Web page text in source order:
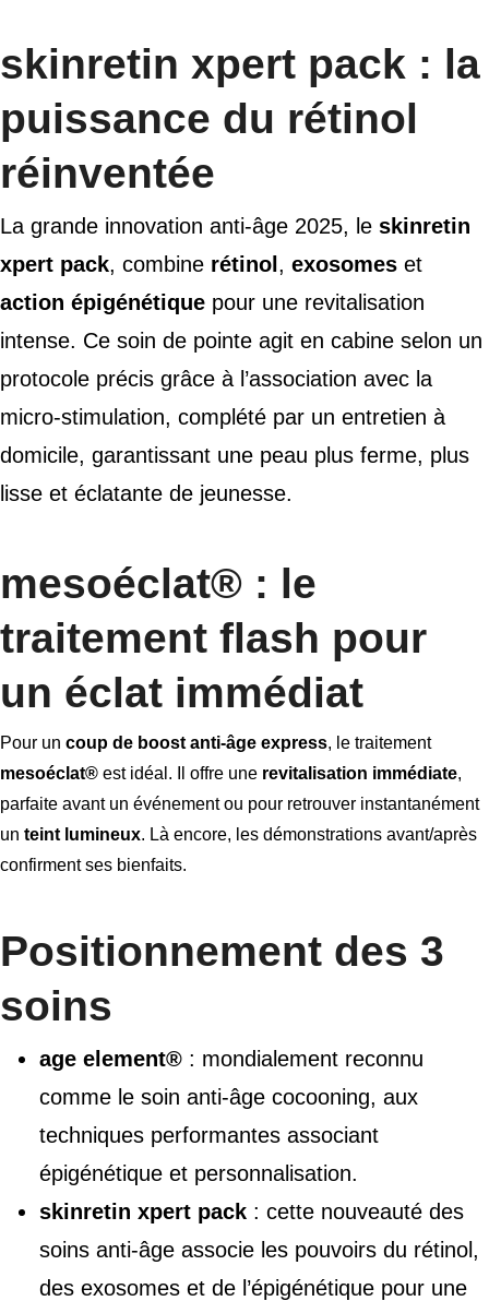
skinretin xpert pack : la
puissance du rétinol
réinventée
La grande innovation anti-âge 2025, le skinretin
xpert pack, combine rétinol , exosomes et
action épigénétique pour une revitalisation
intense. Ce soin de pointe agit en cabine selon un
protocole précis grâce à l’association avec la
micro-stimulation, complété par un entretien à
domicile, garantissant une peau plus ferme, plus
lisse et éclatante de jeunesse.
mesoéclat® : le
traitement flash pour
un éclat immédiat
Pour un coup de boost anti-âge express, le traitement
mesoéclat® est idéal. Il offre une revitalisation immédiate,
parfaite avant un événement ou pour retrouver instantanément
un teint lumineux. Là encore, les démonstrations avant/après
confirment ses bienfaits.
Positionnement des 3
soins
age element® : mondialement reconnu
comme le soin anti-âge cocooning, aux
techniques performantes associant
épigénétique et personnalisation.
skinretin xpert pack : cette nouveauté des
soins anti-âge associe les pouvoirs du rétinol,
des exosomes et de l’épigénétique pour une